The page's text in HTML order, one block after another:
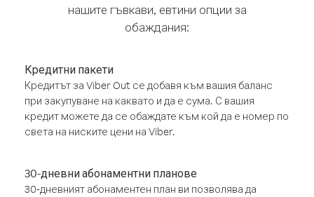
нашите гъвкави, евтини опции за
обаждания:
Кредитни пакети
Кредитът за Viber Out се добавя към вашия баланс
при закупуване на каквато и да е сума. С вашия
кредит можете да се обаждате към кой да е номер по
света на ниските цени на Viber.
30-дневни абонаментни планове
30-дневният абонаментен план ви позволява да